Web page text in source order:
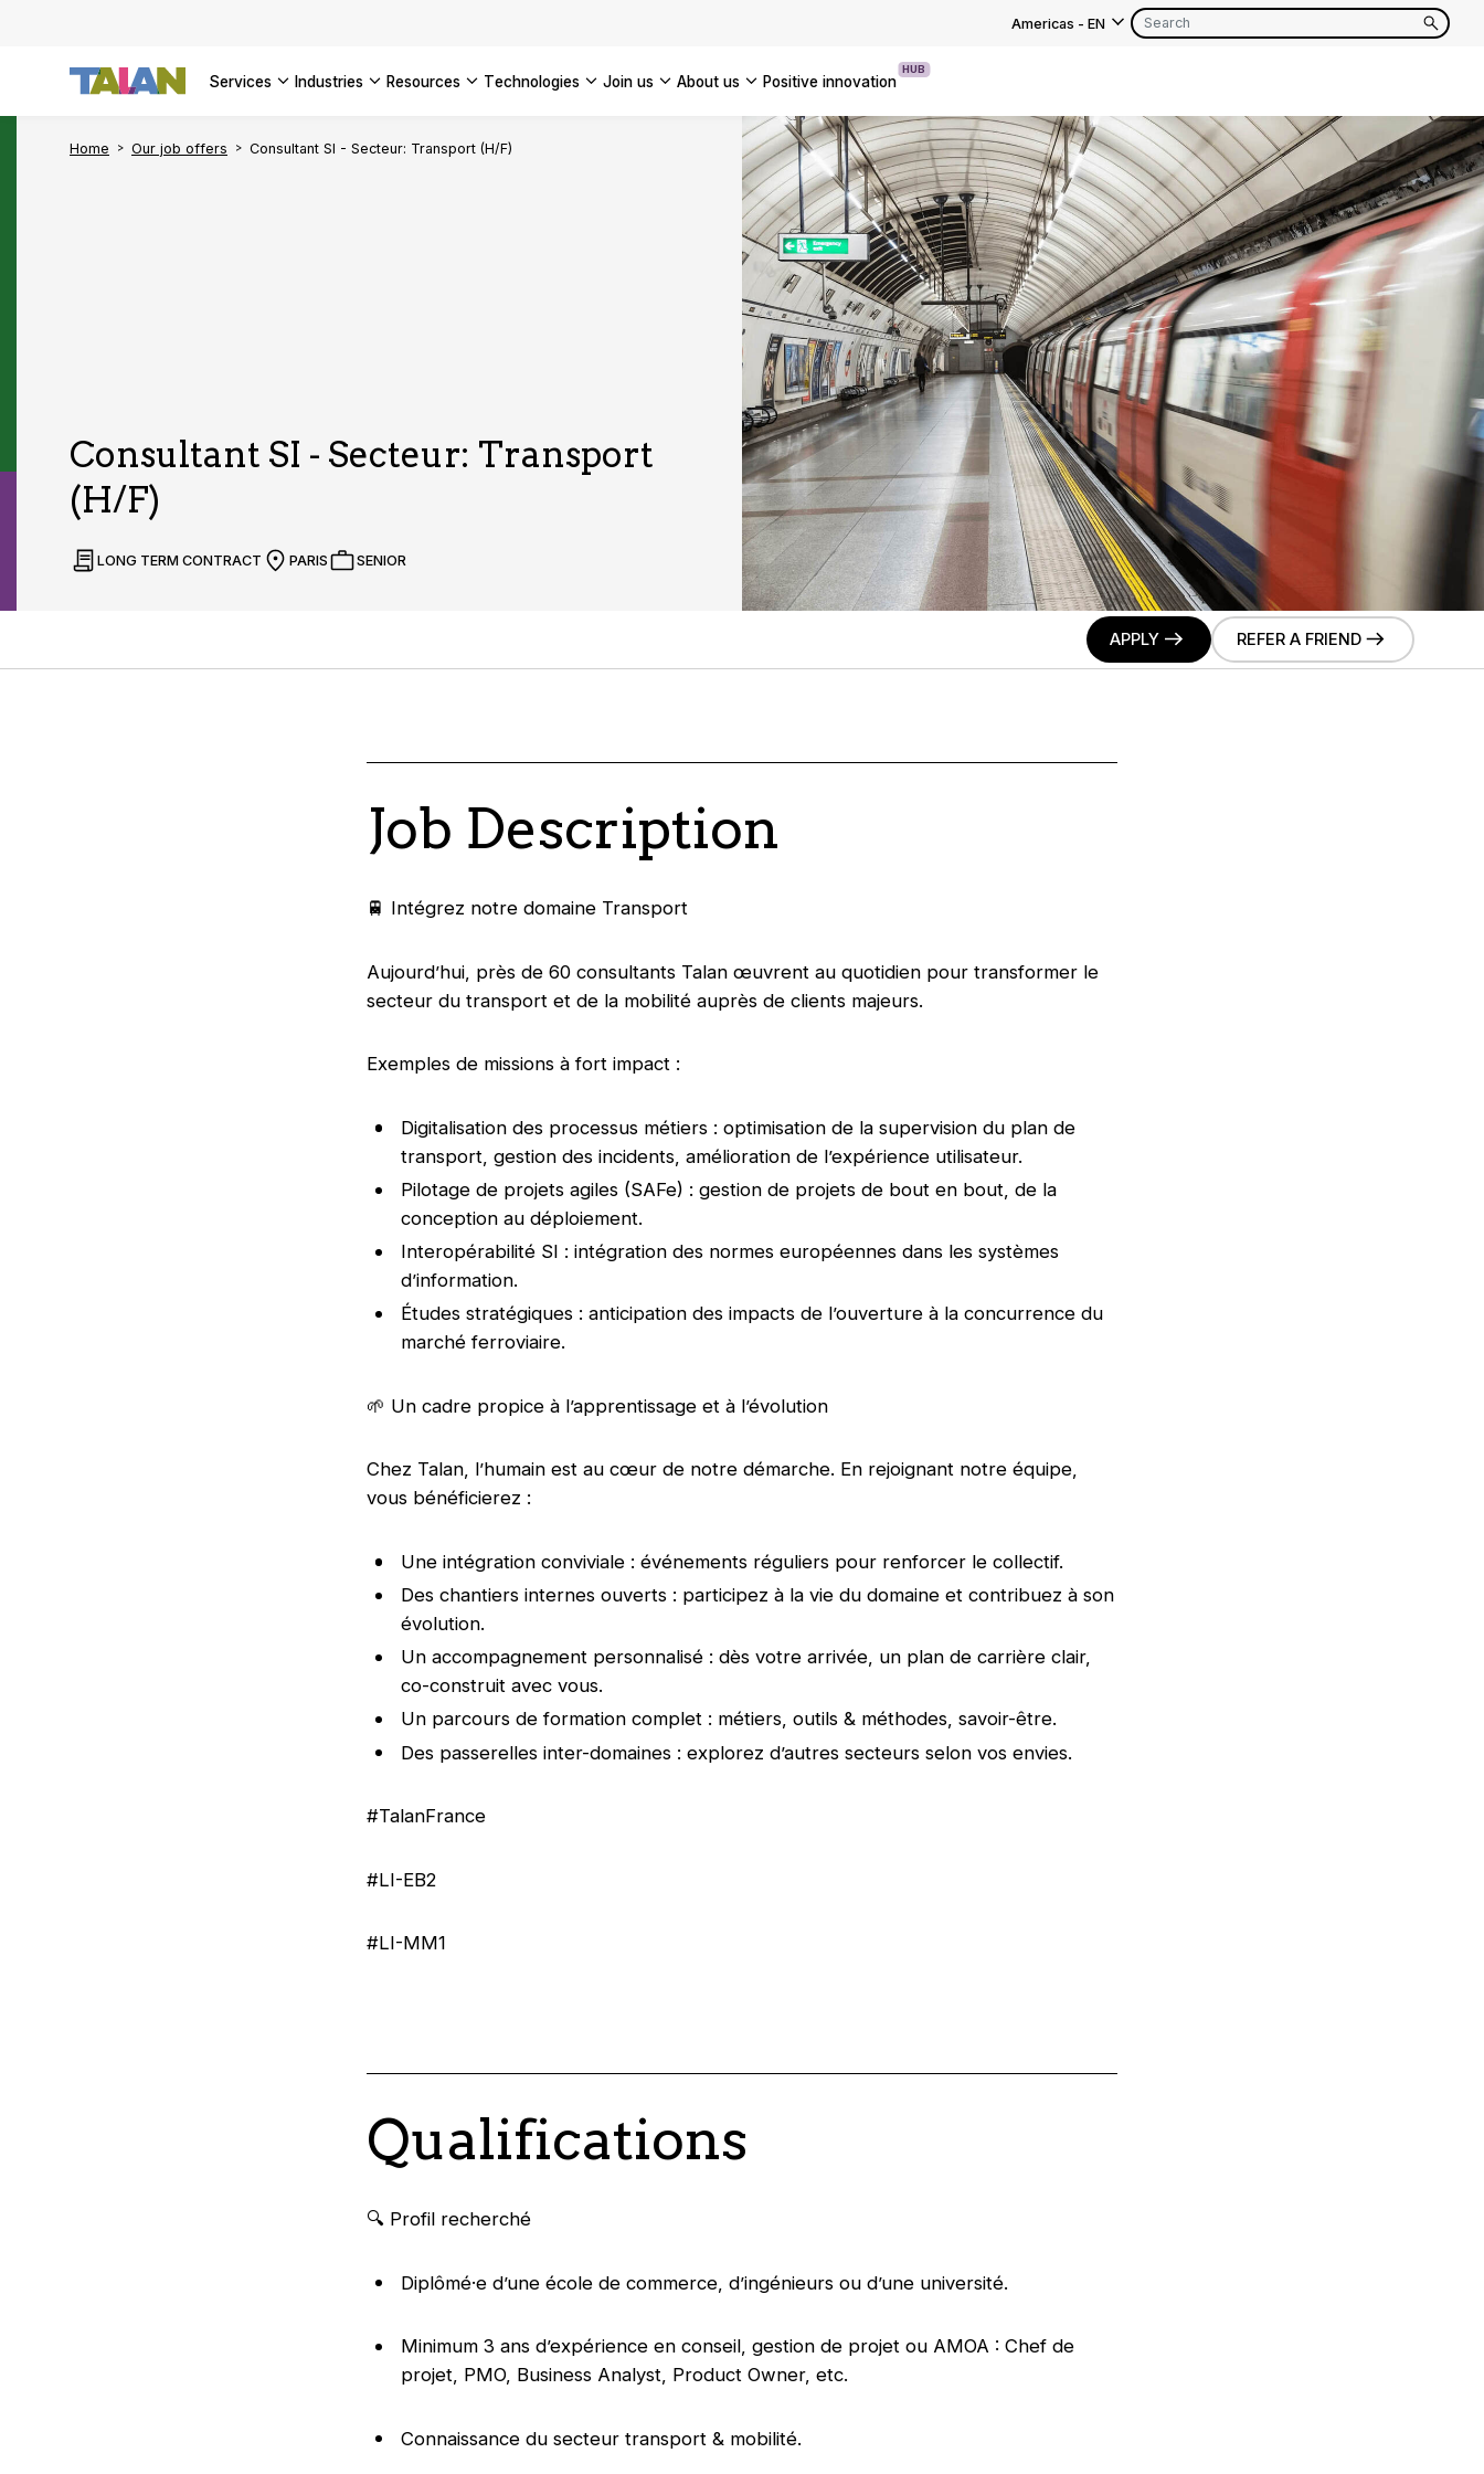
Americas - EN
Americas EN FR
UK EN
France FR
Global EN FR
services industries resources technologies join us about us positive innovation
HUB
Home Our job offers Consultant SI - Secteur: Transport (H/F)
Consultant SI - Secteur: Transport
(H/F)
LONG TERM CONTRACT PARIS SENIOR
APPLY REFER A FRIEND
Job Description
🚆 Intégrez notre domaine Transport
Aujourd’hui, près de 60 consultants Talan œuvrent au quotidien pour transformer le
secteur du transport et de la mobilité auprès de clients majeurs.
Exemples de missions à fort impact :
Digitalisation des processus métiers : optimisation de la supervision du plan de
transport, gestion des incidents, amélioration de l’expérience utilisateur.
Pilotage de projets agiles (SAFe) : gestion de projets de bout en bout, de la
conception au déploiement.
Interopérabilité SI : intégration des normes européennes dans les systèmes
d’information.
Études stratégiques : anticipation des impacts de l’ouverture à la concurrence du
marché ferroviaire.
🌱 Un cadre propice à l’apprentissage et à l’évolution
Chez Talan, l’humain est au cœur de notre démarche. En rejoignant notre équipe,
vous bénéficierez :
Une intégration conviviale : événements réguliers pour renforcer le collectif.
Des chantiers internes ouverts : participez à la vie du domaine et contribuez à son
évolution.
Un accompagnement personnalisé : dès votre arrivée, un plan de carrière clair,
co-construit avec vous.
Un parcours de formation complet : métiers, outils & méthodes, savoir-être.
Des passerelles inter-domaines : explorez d’autres secteurs selon vos envies.
#TalanFrance
#LI-EB2
#LI-MM1
Qualifications
🔍 Profil recherché
Diplômé·e d’une école de commerce, d’ingénieurs ou d’une université.
Minimum 3 ans d’expérience en conseil, gestion de projet ou AMOA : Chef de
projet, PMO, Business Analyst, Product Owner, etc.
Connaissance du secteur transport & mobilité.